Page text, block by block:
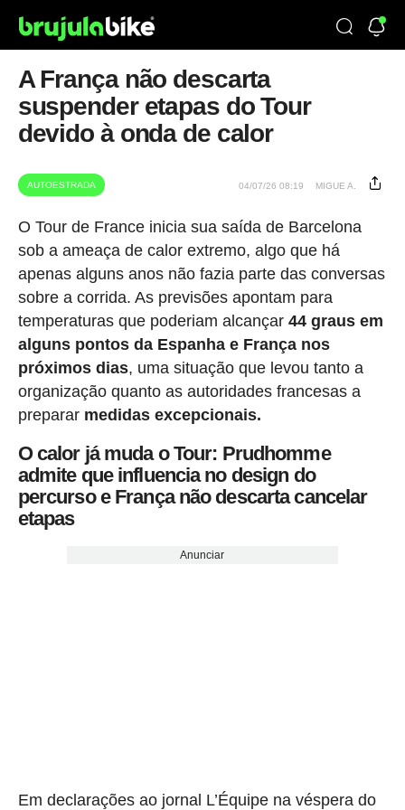
A França não descarta
suspender etapas do Tour
devido à onda de calor
AUTOESTRADA 04/07/26 08:19 MIGUE A.
O Tour de France inicia sua saída de Barcelona
sob a ameaça de calor extremo, algo que há
apenas alguns anos não fazia parte das conversas
sobre a corrida. As previsões apontam para
temperaturas que poderiam alcançar 44 graus em
alguns pontos da Espanha e França nos
próximos dias, uma situação que levou tanto a
organização quanto as autoridades francesas a
preparar medidas excepcionais.
O calor já muda o Tour: Prudhomme
admite que influencia no design do
percurso e França não descarta cancelar
etapas
Anunciar
Em declarações ao jornal L’Équipe na véspera do